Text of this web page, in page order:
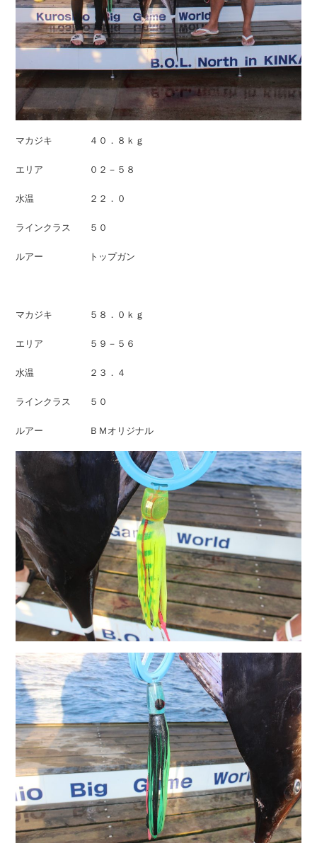
マカジキ ４０．８ｋｇ
エリア ０２－５８
水温 ２２．０
ラインクラス ５０
ルアー トップガン
マカジキ ５８．０ｋｇ
エリア ５９－５６
水温 ２３．４
ラインクラス ５０
ルアー ＢＭオリジナル